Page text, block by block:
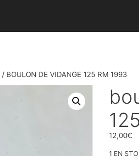
/ BOULON DE VIDANGE 125 RM 1993
12,00€
1 EN